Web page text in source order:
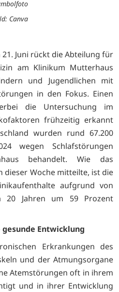
Canva
21. Juni rückt die Abteilung für
am Klinikum Mutterhaus
und Jugendlichen mit
in den Fokus. Einen
die Untersuchung im
frühzeitig erkannt
wurden rund 67.200
wegen Schlafstörungen
behandelt. Wie das
dieser Woche mitteilte, ist die
aufgrund von
20 Jahren um 59 Prozent
Entwicklung
Erkrankungen des
und der Atmungsorgane
Atemstörungen oft in ihrem
und in ihrer Entwicklung